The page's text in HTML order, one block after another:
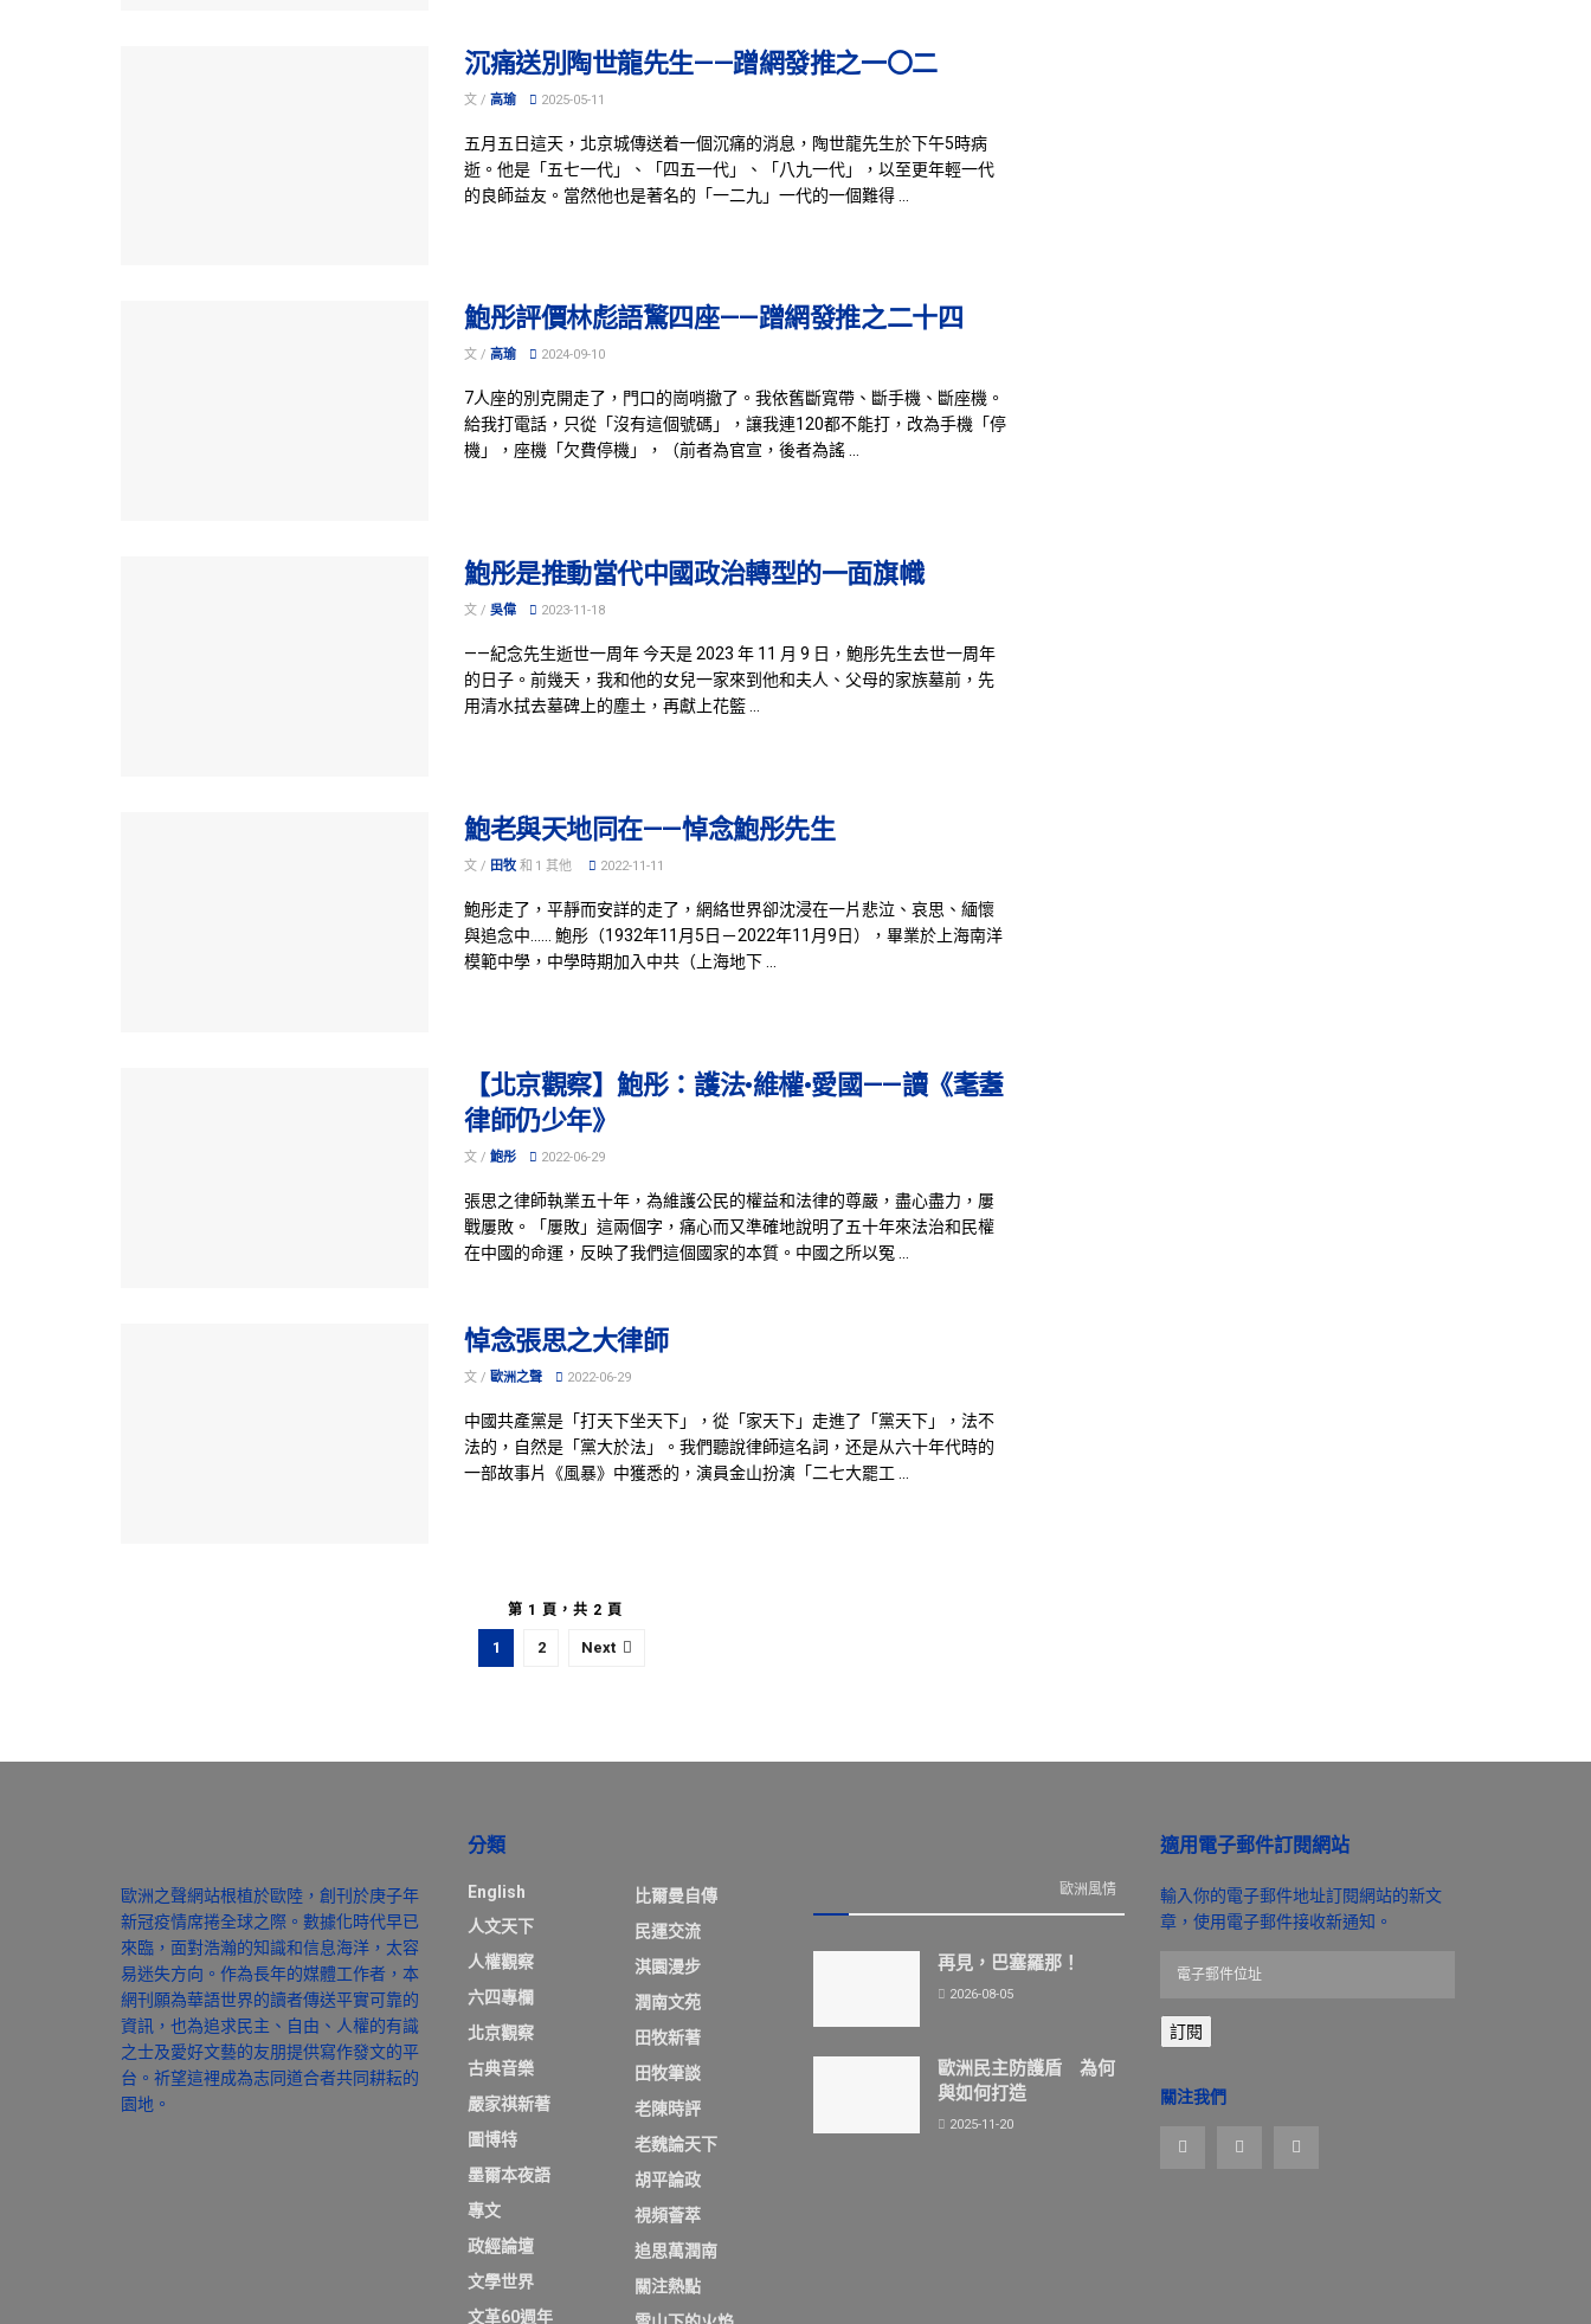
沉痛送別陶世龍先生——蹭網發推之一〇二
文 / 高瑜 2025-05-11
五月五日這天，北京城傳送着一個沉痛的消息，陶世龍先生於下午5時病
逝。他是「五七一代」、「四五一代」、「八九一代」，以至更年輕一代
的良師益友。當然他也是著名的「一二九」一代的一個難得 ...
鮑彤評價林彪語驚四座——蹭網發推之二十四
文 / 高瑜 2024-09-10
7人座的別克開走了，門口的崗哨撤了。我依舊斷寬帶、斷手機、斷座機。
給我打電話，只從「沒有這個號碼」，讓我連120都不能打，改為手機「停
機」，座機「欠費停機」，（前者為官宣，後者為謠 ...
鮑彤是推動當代中國政治轉型的一面旗幟
文 / 吳偉 2023-11-18
——紀念先生逝世一周年 今天是 2023 年 11 月 9 日，鮑彤先生去世一周年
的日子。前幾天，我和他的女兒一家來到他和夫人、父母的家族墓前，先
用清水拭去墓碑上的塵土，再獻上花籃 ...
鮑老與天地同在——悼念鮑彤先生
文 / 田牧 和 1 其他 2022-11-11
鮑彤走了，平靜而安詳的走了，網絡世界卻沈浸在一片悲泣、哀思、緬懷
與追念中…… 鮑彤（1932年11月5日－2022年11月9日），畢業於上海南洋
模範中學，中學時期加入中共（上海地下 ...
【北京觀察】鮑彤：護法•維權•愛國——讀《耄耋
律師仍少年》
文 / 鮑彤 2022-06-29
張思之律師執業五十年，為維護公民的權益和法律的尊嚴，盡心盡力，屢
戰屢敗。「屢敗」這兩個字，痛心而又準確地說明了五十年來法治和民權
在中國的命運，反映了我們這個國家的本質。中國之所以冤 ...
悼念張思之大律師
文 / 歐洲之聲 2022-06-29
中國共產黨是「打天下坐天下」，從「家天下」走進了「黨天下」，法不
法的，自然是「黨大於法」。我們聽說律師這名詞，还是从六十年代時的
一部故事片《風暴》中獲悉的，演員金山扮演「二七大罷工 ...
第 1 頁，共 2 頁
1 2 Next
歐洲之聲網站根植於歐陸，創刊於庚子年
新冠疫情席捲全球之際。數據化時代早已
來臨，面對浩瀚的知識和信息海洋，太容
易迷失方向。作為長年的媒體工作者，本
網刊願為華語世界的讀者傳送平實可靠的
資訊，也為追求民主、自由、人權的有識
之士及愛好文藝的友朋提供寫作發文的平
台。祈望這裡成為志同道合者共同耕耘的
園地。
分類
English
人文天下
人權觀察
六四專欄
北京觀察
古典音樂
嚴家祺新著
圖博特
墨爾本夜語
專文
政經論壇
文學世界
文革60週年
比爾曼自傳
民運交流
淇園漫步
潤南文苑
田牧新著
田牧筆談
老陳時評
老魏論天下
胡平論政
視頻薈萃
追思萬潤南
關注熱點
歐洲風情
再見，巴塞羅那！
2026-08-05
歐洲民主防護盾 為何
與如何打造
2025-11-20
適用電子郵件訂閱網站
輸入你的電子郵件地址訂閱網站的新文
章，使用電子郵件接收新通知。
郵
件
址
訂閱
關注我們